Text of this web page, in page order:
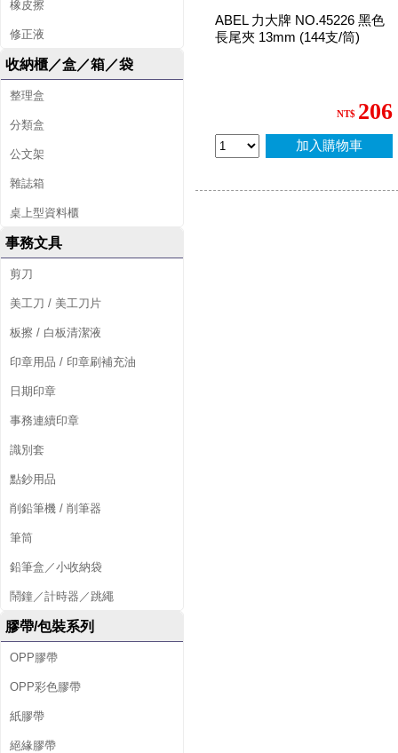
橡皮擦
修正液
收納櫃／盒／箱／袋
整理盒
分類盒
公文架
雜誌箱
桌上型資料櫃
事務文具
剪刀
美工刀 / 美工刀片
板擦 / 白板清潔液
印章用品 / 印章刷補充油
日期印章
事務連續印章
識別套
點鈔用品
削鉛筆機 / 削筆器
筆筒
鉛筆盒／小收納袋
鬧鐘／計時器／跳繩
膠帶/包裝系列
OPP膠帶
OPP彩色膠帶
紙膠帶
絕緣膠帶
ABEL 力大牌 NO.45226 黑色
長尾夾 13mm (144支/筒)
NT$ 206
加入購物車